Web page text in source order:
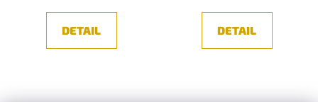
DETAIL DETAIL